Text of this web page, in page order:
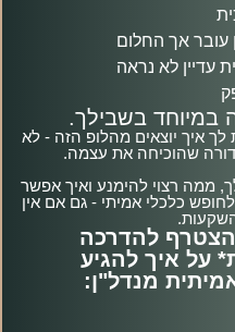
עובר אך החלום
עדיין לא נראה
במיוחד בשבילך.
איך יוצאים מהלופ הזה - לא
שהוכיחה את עצמה.
ממה רצוי להימנע ואיך אפשר
כלכלי אמיתי - גם אם אין
להדרכה
על איך להגיע
מנדל"ן: